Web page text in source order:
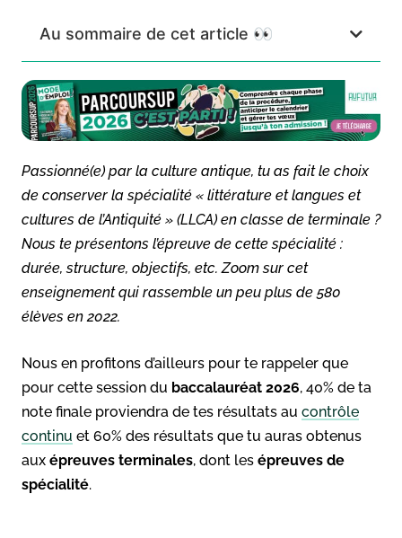
Au sommaire de cet article 👀
Passionné(e) par la culture antique, tu as fait le choix
de conserver la spécialité « littérature et langues et
cultures de l’Antiquité » (LLCA) en classe de terminale ?
Nous te présentons l’épreuve de cette spécialité :
durée, structure, objectifs, etc. Zoom sur cet
enseignement qui rassemble un peu plus de 580
élèves en 2022.
Nous en profitons d’ailleurs pour te rappeler que
pour cette session du baccalauréat 2026, 40% de ta
note finale proviendra de tes résultats au contrôle
continu et 60% des résultats que tu auras obtenus
aux épreuves terminales, dont les épreuves de
spécialité.